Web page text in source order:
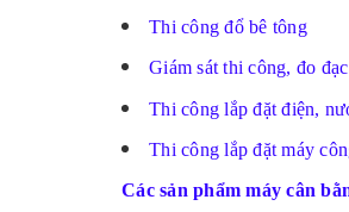
Thi công đổ bê tông
Giám sát thi công, đo đạc
Thi công lắp đặt điện,
Thi công lắp đặt máy
Các sản phẩm máy cân